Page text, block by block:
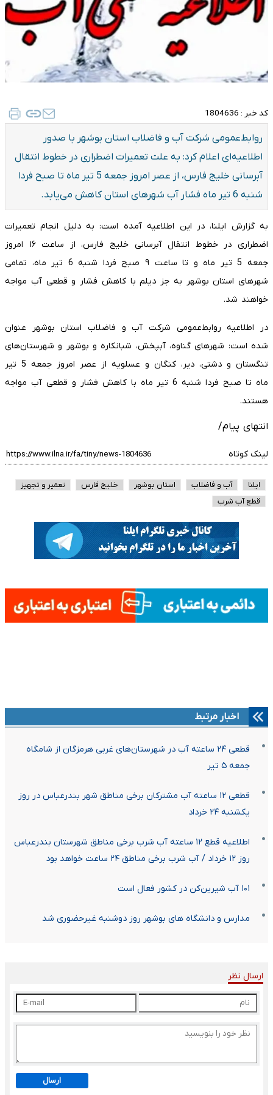
کد خبر : 1804636
روابط‌عمومی شرکت آب و فاضلاب استان بوشهر با صدور
اطلاعیه‌ای اعلام کرد: به علت تعمیرات اضطراری در خطوط انتقال
آبرسانی خلیج فارس، از عصر امروز جمعه 5 تیر ماه تا صبح فردا
شنبه 6 تیر ماه فشار آب شهرهای استان کاهش می‌یابد.
به گزارش ایلنا، در این اطلاعیه آمده است: به دلیل انجام تعمیرات
اضطراری در خطوط انتقال آبرسانی خلیج فارس، از ساعت ۱۶ امروز
جمعه 5 تیر ماه و تا ساعت ۹ صبح فردا شنبه 6 تیر ماه، تمامی
شهرهای استان بوشهر به جز دیلم با کاهش فشار و قطعی آب مواجه
خواهند شد.
در اطلاعیه روابط‌عمومی شرکت آب و فاضلاب استان بوشهر عنوان
شده است: شهرهای گناوه، آبپخش، شبانکاره و بوشهر و شهرستان‌های
تنگستان و دشتی، دیر، کنگان و عسلویه از عصر امروز جمعه 5 تیر
ماه تا صبح فردا شنبه 6 تیر ماه با کاهش فشار و قطعی آب مواجه
هستند.
انتهای پیام/
لینک کوتاه
ایلنا آب و فاضلاب استان بوشهر خلیج فارس
تعمیر و تجهیز
قطع آب شرب
اخبار مرتبط
قطعی ۲۴ ساعته آب در شهرستان‌های غربی هرمزگان از شامگاه
جمعه ۵ تیر
قطعی ۱۲ ساعته آب مشترکان برخی مناطق شهر بندرعباس در روز
یکشنبه ۲۴ خرداد
اطلاعیه قطع ۱۲ ساعته آب شرب برخی مناطق شهرستان بندرعباس
روز ۱۲ خرداد / آب شرب برخی مناطق ۲۴ ساعت خواهد بود
۱۰۱ آب شیرین‌کن در کشور فعال است
مدارس و دانشگاه های بوشهر روز دوشنبه غیرحضوری شد
ارسال نظر
ارسال